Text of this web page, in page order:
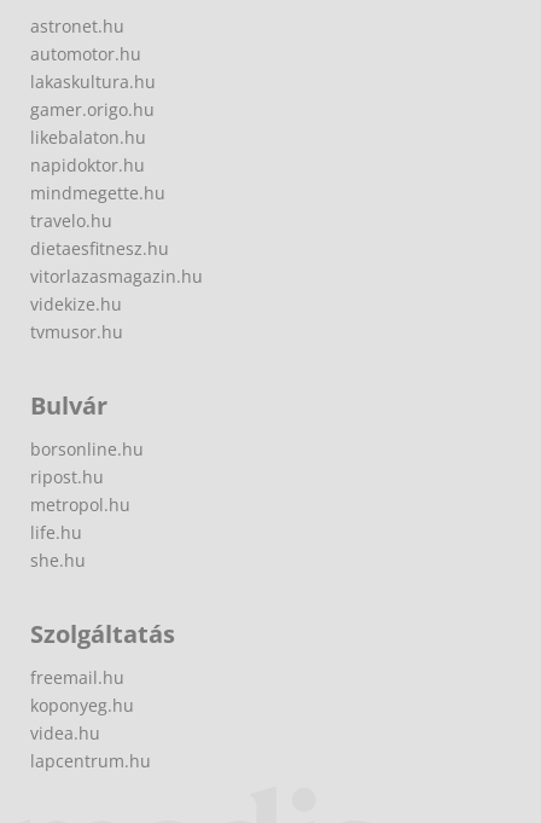
astronet.hu
automotor.hu
lakaskultura.hu
gamer.origo.hu
likebalaton.hu
napidoktor.hu
mindmegette.hu
travelo.hu
dietaesfitnesz.hu
vitorlazasmagazin.hu
videkize.hu
tvmusor.hu
Bulvár
borsonline.hu
ripost.hu
metropol.hu
life.hu
she.hu
Szolgáltatás
freemail.hu
koponyeg.hu
videa.hu
lapcentrum.hu